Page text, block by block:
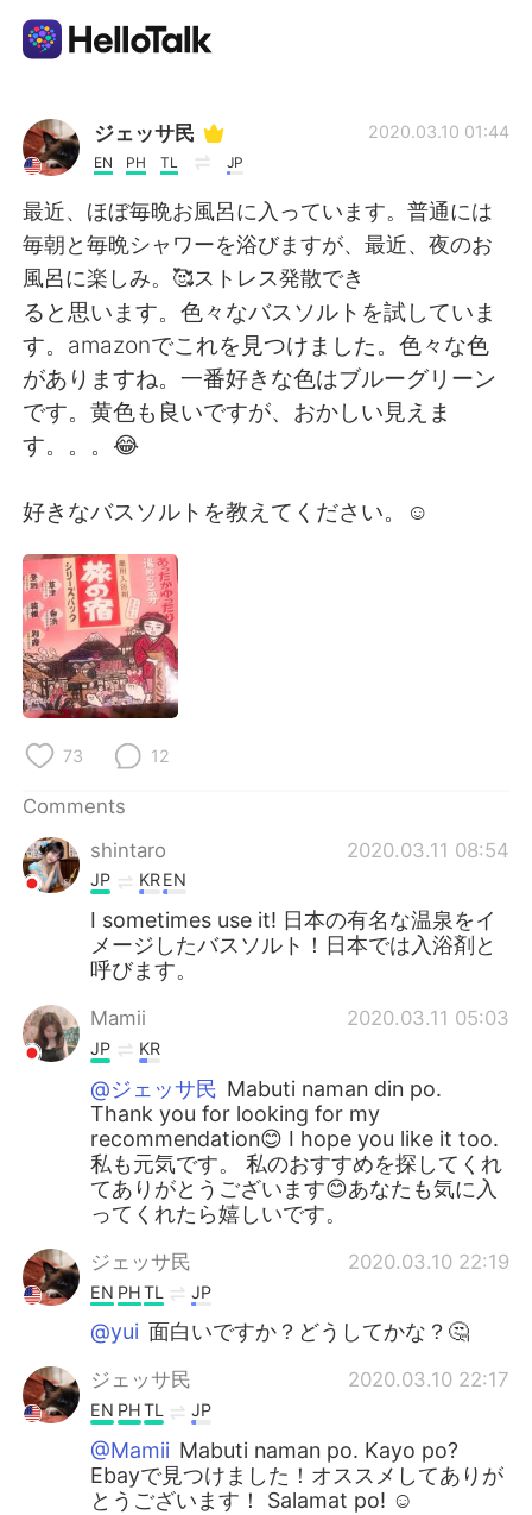
Language Exchange App
AI Grammar Checker
English
简体中文 繁體中文
Español العربية
Русский
Indonesia
Türkçe
ジェッサ民
EN PH TL JP
2020.03.10 01:44
最近、ほぼ毎晩お風呂に入っています。普通には
毎朝と毎晩シャワーを浴びますが、最近、夜のお
風呂に楽しみ。🥰ストレス発散でき
ると思います。色々なバスソルトを試していま
す。amazonでこれを見つけました。色々な色
がありますね。一番好きな色はブルーグリーン
です。黄色も良いですが、おかしい見えま
す。。。😂
好きなバスソルトを教えてください。☺️
73 12
Comments
shintaro
2020.03.11 08:54
JP KREN
I sometimes use it! 日本の有名な温泉をイ
メージしたバスソルト！日本では入浴剤と
呼びます。
Mamii 2020.03.11 05:03
JP KR
@ジェッサ民 Mabuti naman din po.
Thank you for looking for my
recommendation😊 I hope you like it too.
私も元気です。 私のおすすめを探してくれ
てありがとうございます😊あなたも気に入
ってくれたら嬉しいです。
ジェッサ民 2020.03.10 22:19
EN PHTL JP
@yui 面白いですか？どうしてかな？🤔
ジェッサ民 2020.03.10 22:17
EN PHTL JP
@Mamii Mabuti naman po. Kayo po?
Ebayで見つけました！オススメしてありが
とうございます！ Salamat po! ☺️